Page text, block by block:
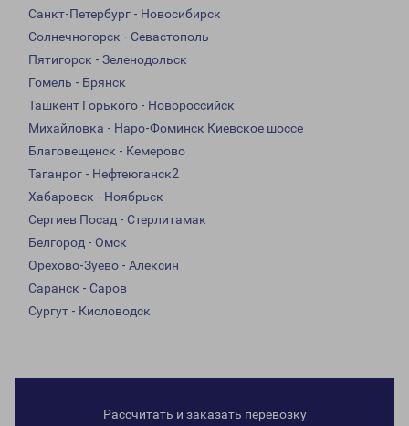
Санкт-Петербург - Новосибирск
Солнечногорск - Севастополь
Пятигорск - Зеленодольск
Гомель - Брянск
Ташкент Горького - Новороссийск
Михайловка - Наро-Фоминск Киевское шоссе
Благовещенск - Кемерово
Таганрог - Нефтеюганск2
Хабаровск - Ноябрьск
Сергиев Посад - Стерлитамак
Белгород - Омск
Орехово-Зуево - Алексин
Саранск - Саров
Сургут - Кисловодск
Рассчитать и заказать перевозку